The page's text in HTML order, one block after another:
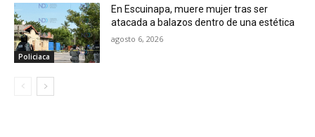
Policiaca
En Escuinapa, muere mujer tras ser
atacada a balazos dentro de una estética
agosto 6, 2026